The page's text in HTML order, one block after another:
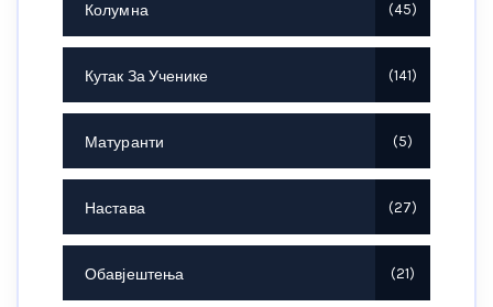
Колумна 45
Кутак За Ученике 141
Матуранти 5
Настава 27
Обавјештења 21